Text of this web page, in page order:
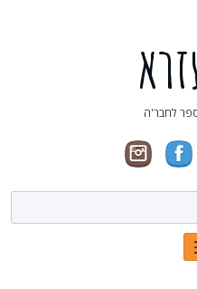
לחבר'ה